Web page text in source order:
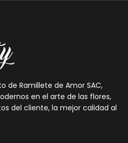
de Ramillete de Amor SAC,
en el arte de las flores,
del cliente, la mejor calidad al